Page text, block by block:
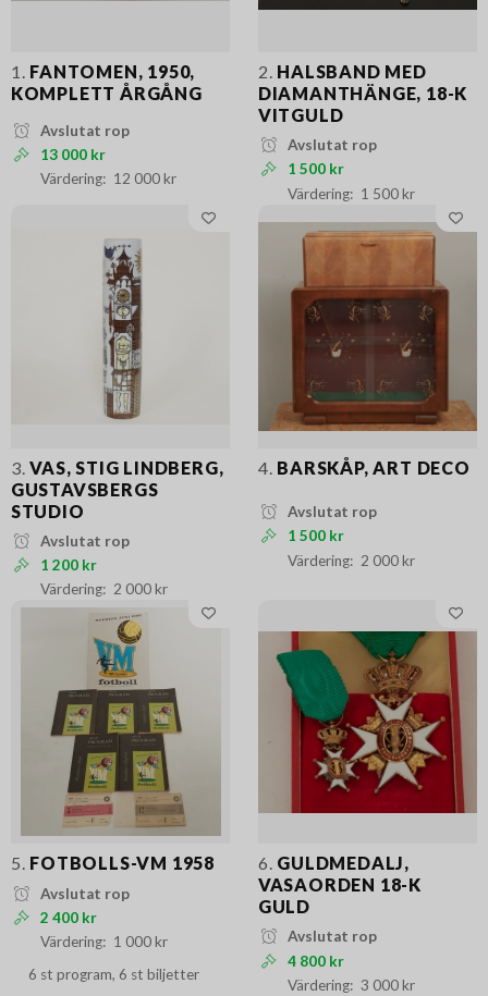
1. FANTOMEN, 1950,
KOMPLETT ÅRGÅNG
Avslutat rop
13 000 kr
12 000 kr
2. HALSBAND MED
DIAMANTHÄNGE, 18-K
VITGULD
Avslutat rop
1 500 kr
1 500 kr
3. VAS, STIG LINDBERG,
GUSTAVSBERGS
STUDIO
Avslutat rop
1 200 kr
2 000 kr
4. BARSKÅP, ART DECO
Avslutat rop
1 500 kr
2 000 kr
5. FOTBOLLS-VM 1958
Avslutat rop
2 400 kr
1 000 kr
6 st program, 6 st biljetter
6. GULDMEDALJ,
VASAORDEN 18-K
GULD
Avslutat rop
4 800 kr
3 000 kr